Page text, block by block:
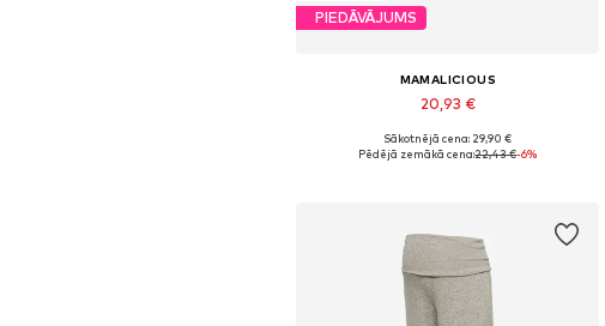
PIEDĀVĀJUMS
MAMALICIOUS
20,93 €
Pieejamie izmēri: 70, 75, 80, 90, 100, 110
Sākotnējā cena: 29,90 €
Pēdējā zemākā cena:22,43 €-6%